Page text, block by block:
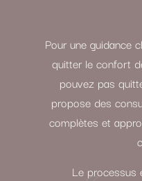
Pour une guidance
quitter le confort
pouvez pas
propose des
complètes et
Le processus